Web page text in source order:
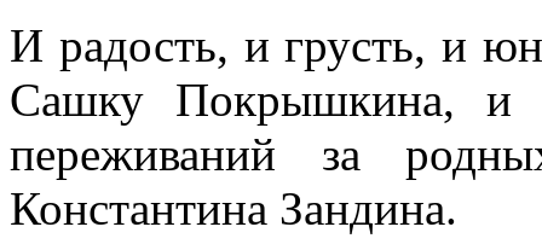
И радость, и грусть, и
Сашку Покрышкина, и
переживаний за
Константина Зандина.